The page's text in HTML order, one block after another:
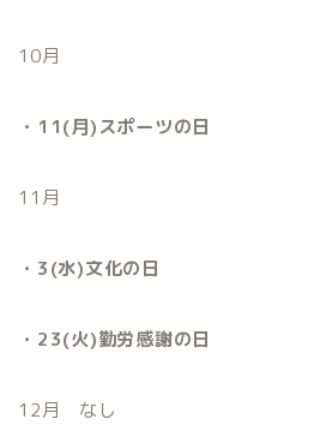
10月
・11(月)スポーツの日
11月
・3(水)文化の日
・23(火)勤労感謝の日
12月 なし